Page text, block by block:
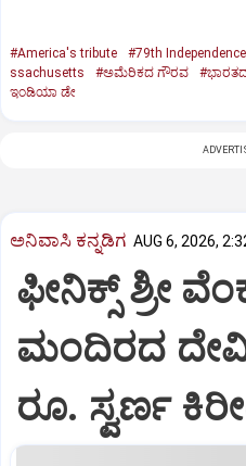
#America's tribute #79th
ssachusetts
#ಅಮೆರಿಕದ ಗೌರವ #ಭಾರತದ
ಇಂಡಿಯಾ ಡೇ
ಅನಿವಾಸಿ ಕನ್ನಡಿಗ AUG 6, 2026,
ಫೀನಿಕ್ಸ್ ಶ್ರೀ
ಮಂದಿರದ
ರೂ. ಸ್ವರ್ಣ